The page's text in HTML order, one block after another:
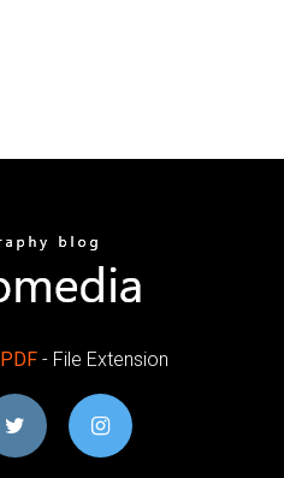
PDF- File Extension